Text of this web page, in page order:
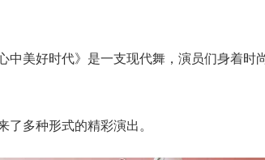
中美好时代》是一支现代舞，演员们身着时
了多种形式的精彩演出。